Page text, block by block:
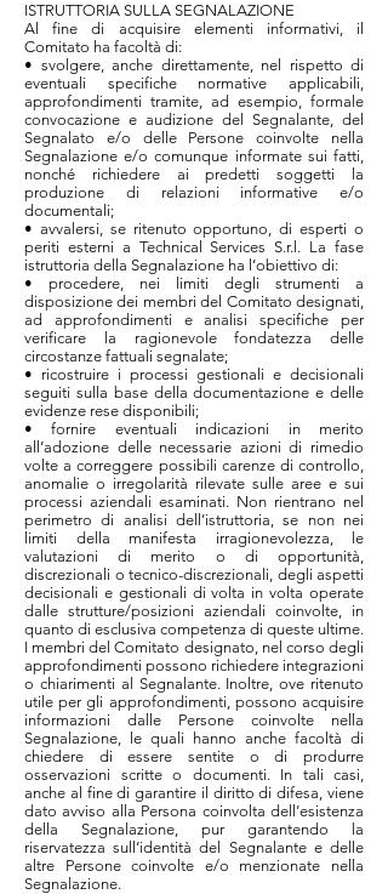
ISTRUTTORIA SULLA SEGNALAZIONE
Al fine di acquisire elementi informativi, il
Comitato ha facoltà di:
• svolgere, anche direttamente, nel rispetto di
eventuali specifiche normative applicabili,
approfondimenti tramite, ad esempio, formale
convocazione e audizione del Segnalante, del
Segnalato e/o delle Persone coinvolte nella
Segnalazione e/o comunque informate sui fatti,
nonché richiedere ai predetti soggetti la
produzione di relazioni informative e/o
documentali;
• avvalersi, se ritenuto opportuno, di esperti o
periti esterni a Technical Services S.r.l. La fase
istruttoria della Segnalazione ha l’obiettivo di:
• procedere, nei limiti degli strumenti a
disposizione dei membri del Comitato designati,
ad approfondimenti e analisi specifiche per
verificare la ragionevole fondatezza delle
circostanze fattuali segnalate;
• ricostruire i processi gestionali e decisionali
seguiti sulla base della documentazione e delle
evidenze rese disponibili;
• fornire eventuali indicazioni in merito
all’adozione delle necessarie azioni di rimedio
volte a correggere possibili carenze di controllo,
anomalie o irregolarità rilevate sulle aree e sui
processi aziendali esaminati. Non rientrano nel
perimetro di analisi dell’istruttoria, se non nei
limiti della manifesta irragionevolezza, le
valutazioni di merito o di opportunità,
discrezionali o tecnico-discrezionali, degli aspetti
decisionali e gestionali di volta in volta operate
dalle strutture/posizioni aziendali coinvolte, in
quanto di esclusiva competenza di queste ultime.
I membri del Comitato designato, nel corso degli
approfondimenti possono richiedere integrazioni
o chiarimenti al Segnalante. Inoltre, ove ritenuto
utile per gli approfondimenti, possono acquisire
informazioni dalle Persone coinvolte nella
Segnalazione, le quali hanno anche facoltà di
chiedere di essere sentite o di produrre
osservazioni scritte o documenti. In tali casi,
anche al fine di garantire il diritto di difesa, viene
dato avviso alla Persona coinvolta dell’esistenza
della Segnalazione, pur garantendo la
riservatezza sull’identità del Segnalante e delle
altre Persone coinvolte e/o menzionate nella
Segnalazione.